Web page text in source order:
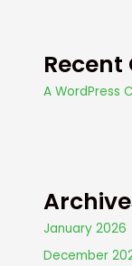
A WordPress
January 2026
December